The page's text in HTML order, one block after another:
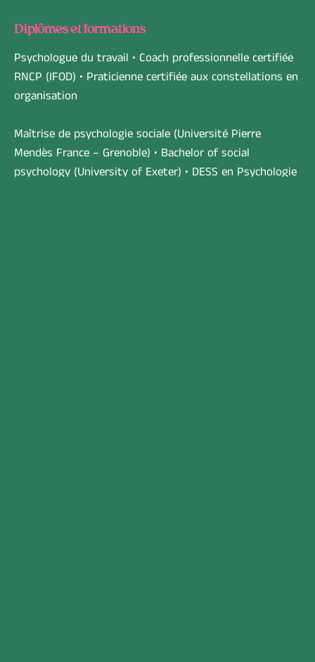
Diplômes et formations
Psychologue du travail • Coach professionnelle certifiée
RNCP (IFOD) • Praticienne certifiée aux constellations en
organisation
Maîtrise de psychologie sociale (Université Pierre
Mendès France – Grenoble) • Bachelor of social
psychology (University of Exeter) • DESS en Psychologie